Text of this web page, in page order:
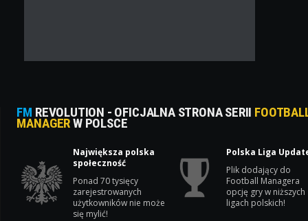
FM REVOLUTION - OFICJALNA STRONA SERII
MANAGERW POLSCE
Największa polska
społeczność
Ponad 70 tysięcy
zarejestrowanych
użytkowników nie może
się mylić!
Polska Liga
Plik dodający do
Football Managera
opcję gry w niższych
ligach polskich!